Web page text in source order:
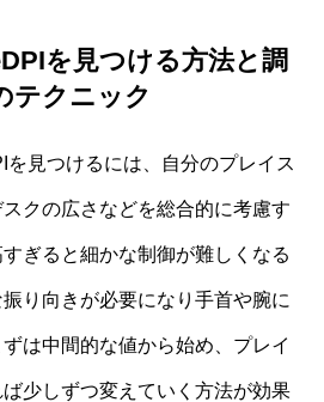
を見つける方法と調
テクニック
を見つけるには、自分のプレイス
クの広さなどを総合的に考慮す
ぎると細かな制御が難しくなる
り向きが必要になり手首や腕に
は中間的な値から始め、プレイ
少しずつ変えていく方法が効果